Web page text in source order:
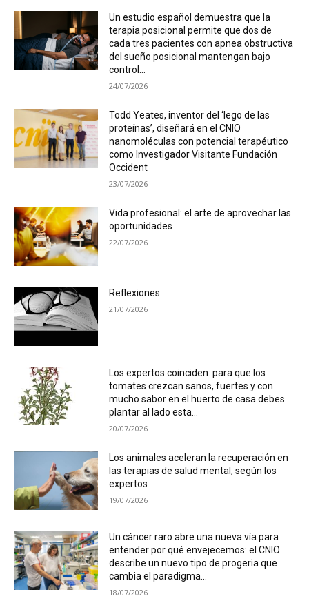
Un estudio español demuestra que la
terapia posicional permite que dos de
cada tres pacientes con apnea obstructiva
del sueño posicional mantengan bajo
control...
24/07/2026
Todd Yeates, inventor del ‘lego de las
proteínas’, diseñará en el CNIO
nanomoléculas con potencial terapéutico
como Investigador Visitante Fundación
Occident
23/07/2026
Vida profesional: el arte de aprovechar las
oportunidades
22/07/2026
Reflexiones
21/07/2026
Los expertos coinciden: para que los
tomates crezcan sanos, fuertes y con
mucho sabor en el huerto de casa debes
plantar al lado esta...
20/07/2026
Los animales aceleran la recuperación en
las terapias de salud mental, según los
expertos
19/07/2026
Un cáncer raro abre una nueva vía para
entender por qué envejecemos: el CNIO
describe un nuevo tipo de progeria que
cambia el paradigma...
18/07/2026